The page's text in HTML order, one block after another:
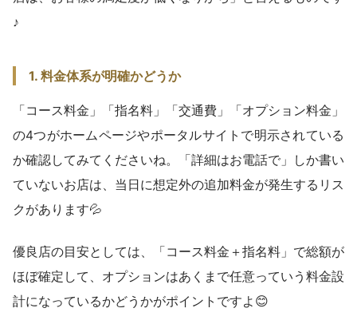
♪
1. 料金体系が明確かどうか
「コース料金」「指名料」「交通費」「オプション料金」
の4つがホームページやポータルサイトで明示されている
か確認してみてくださいね。「詳細はお電話で」しか書い
ていないお店は、当日に想定外の追加料金が発生するリス
クがあります💦
優良店の目安としては、「コース料金＋指名料」で総額が
ほぼ確定して、オプションはあくまで任意っていう料金設
計になっているかどうかがポイントですよ😊